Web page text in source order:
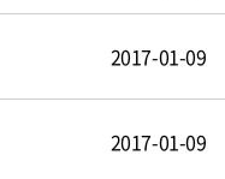
2017-01-09
2017-01-09